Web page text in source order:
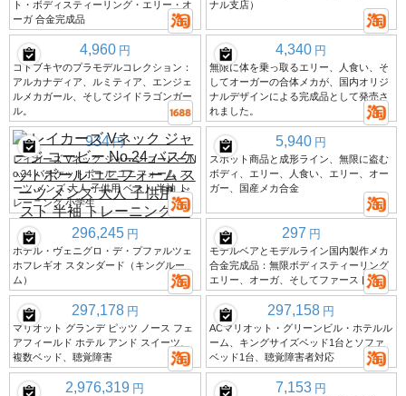
ト・ボディスティーリング・エリー・オ
ーガ 合金完成品
ナル支店）
4,960 円
コトブキヤのプラモデルコレクション：
アルカナディア、ルミティア、エンジェ
ルメカガール、そしてジイドラゴンガー
ル。
4,340 円
無限に体を乗っ取るエリー、人食い、そ
してオーガーの合体メカが、国内オリジ
ナルデザインによる完成品として発売さ
れました。
934 円
レイカーズ Vネック ジャージ コービー N
o.24 バスケットボール ユニフォーム ス
ーツ メンズ 大人 子供用 ベスト 半袖 ト
レーニング 小学生
5,940 円
スポット商品と成形ライン、無限に盗む
ボディ、エリー、人食い、エリー、オー
ガー、国産メカ合金
296,245 円
ホテル・ヴェニグロ・デ・プファルツェ
ホフレギオ スタンダード（キングルー
ム）
297 円
モデルベアとモデルライン国内製作メカ
合金完成品：無限ボディスティーリング
エリー、オーガ、そしてファースト
297,178 円
マリオット グランデ ピッツ ノース フェ
アフィールド ホテル アンド スイーツ、
複数ベッド、聴覚障害
297,158 円
ACマリオット・グリーンビル・ホテルル
ーム、キングサイズベッド1台とソファ
ベッド1台、聴覚障害者対応
2,976,319 円 7,153 円